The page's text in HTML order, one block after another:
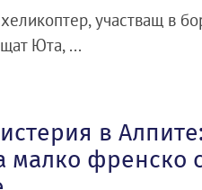
участващ в
Юта, ...
в
малко френско